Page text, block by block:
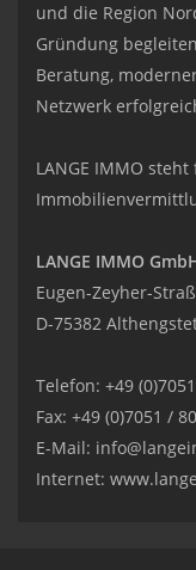
und die Region
Gründung
Beratung,
Netzwerk
LANGE IMMO
LANGE IMMO
Eugen-Zeyher-
D-75382
Telefon: +49
Fax: +49 (0)7051 /
E-Mail:
Internet: